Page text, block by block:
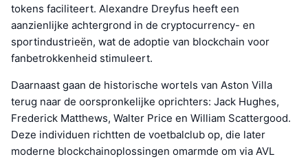
tokens faciliteert. Alexandre Dreyfus heeft een
aanzienlijke achtergrond in de cryptocurrency- en
sportindustrieën, wat de adoptie van blockchain voor
fanbetrokkenheid stimuleert.
Daarnaast gaan de historische wortels van Aston Villa
terug naar de oorspronkelijke oprichters: Jack Hughes,
Frederick Matthews, Walter Price en William Scattergood.
Deze individuen richtten de voetbalclub op, die later
moderne blockchainoplossingen omarmde om via AVL